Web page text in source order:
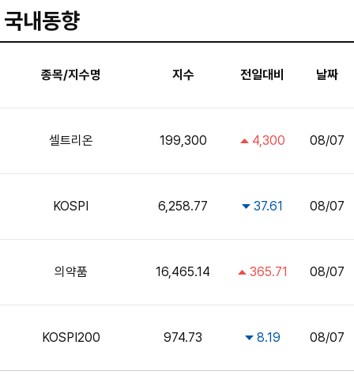
국내동향
종목/지수명 지수 전일대비 날짜
셀트리온 199,300 4,300 08/07
KOSPI 6,258.77 37.61 08/07
의약품 16,465.14 365.71 08/07
KOSPI200 974.73 8.19 08/07